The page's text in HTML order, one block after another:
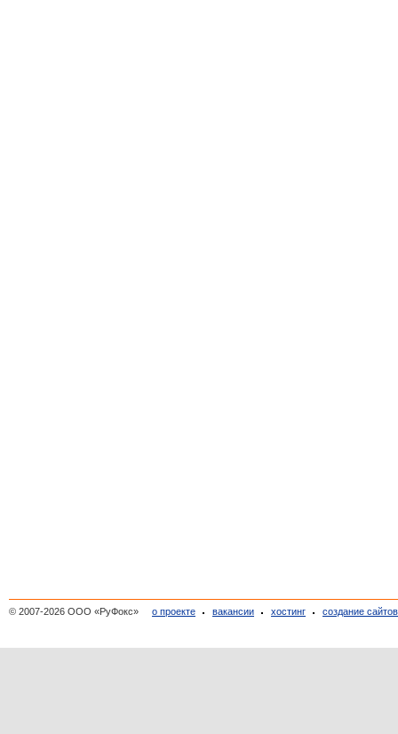
© 2007-2026 ООО «РуФокс» о проекте вакансии хостинг создание сайтов